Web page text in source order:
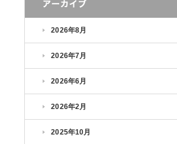
2026年8月
2026年7月
2026年6月
2026年2月
2025年10月